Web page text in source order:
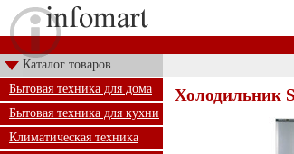
Каталог товаров
Бытовая техника для дома
Бытовая техника для кухни
Климатическая техника
Холодильник